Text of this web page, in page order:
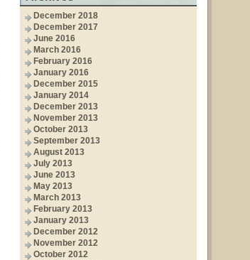
December 2018
December 2017
June 2016
March 2016
February 2016
January 2016
December 2015
January 2014
December 2013
November 2013
October 2013
September 2013
August 2013
July 2013
June 2013
May 2013
March 2013
February 2013
January 2013
December 2012
November 2012
October 2012